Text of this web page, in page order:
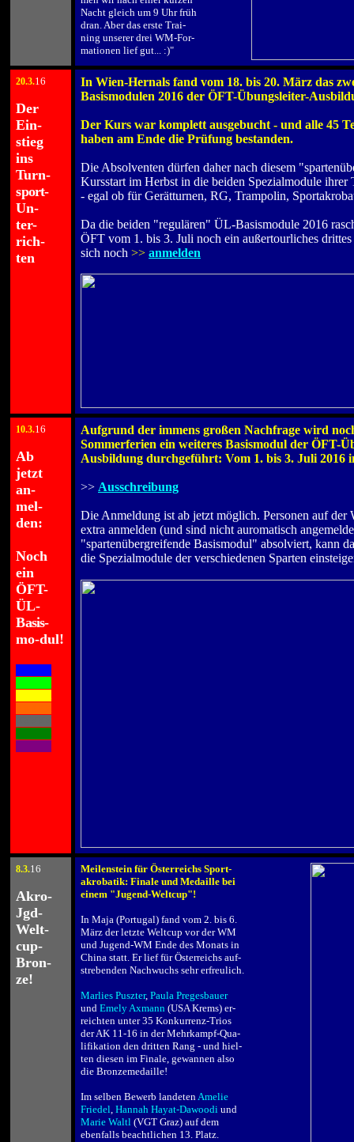
Nacht gleich um 9 Uhr früh
dran. Aber das erste Trai-
ning unserer drei WM-For-
mationen lief gut... :)"
20.3.16
Der
Ein-
stieg
ins
Turn-
sport-
Un-
ter-
rich-
ten
In Wien-Hernals fand vom 18. bis 20. März das
Basismodulen 2016 der ÖFT-Übungsleiter-
Der Kurs war komplett ausgebucht - und alle 45
haben am Ende die Prüfung bestanden.
Die Absolventen dürfen daher nach diesem
Kursstart im Herbst in die beiden Spezialmodule ihrer
- egal ob für Gerätturnen, RG, Trampolin,
Da die beiden "regulären" ÜL-Basismodule 2016
ÖFT vom 1. bis 3. Juli noch ein außertourliches
sich noch >> anmelden
10.3.16
Ab
jetzt
an-
mel-
den:
Noch
ein
ÖFT-
ÜL-
Basis-
mo-dul!
Aufgrund der immens großen Nachfrage wird
Sommerferien ein weiteres Basismodul der ÖFT-
Ausbildung durchgeführt: Vom 1. bis 3. Juli 2016
>> Ausschreibung
Die Anmeldung ist ab jetzt möglich. Personen auf der
extra anmelden (und sind nicht auromatisch
"spartenübergreifende Basismodul" absolviert, kann
die Spezialmodule der verschiedenen Sparten
8.3.16
Akro-
Jgd-
Welt-
cup-
Bron-
ze!
Meilenstein für Österreichs Sport-
akrobatik: Finale und Medaille bei
einem "Jugend-Weltcup"!
In Maja (Portugal) fand vom 2. bis 6.
März der letzte Weltcup vor der WM
und Jugend-WM Ende des Monats in
China statt. Er lief für Österreichs auf-
strebenden Nachwuchs sehr erfreulich.
Marlies Puszter, Paula Pregesbauer
und Emely Axmann (USA Krems) er-
reichten unter 35 Konkurrenz-Trios
der AK 11-16 in der Mehrkampf-Qua-
lifikation den dritten Rang - und hiel-
ten diesen im Finale, gewannen also
die Bronzemedaille!
Im selben Bewerb landetenAmelie
Friedel, Hannah Hayat-Dawoodi und
Marie Waltl (VGT Graz) auf dem
ebenfalls beachtlichen 13. Platz.